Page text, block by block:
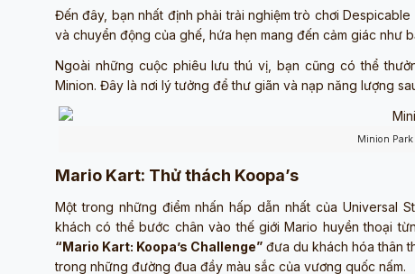
Đến đây, bạn nhất định phải trải nghiệm trò chơi
và chuyển động của ghế, hứa hẹn mang đến cảm giác như
Ngoài những cuộc phiêu lưu thú vị, bạn cũng có thể
Minion. Đây là nơi lý tưởng để thư giãn và nạp năng lượng
Minion
Mario Kart: Thử thách Koopa’s
Một trong những điểm nhấn hấp dẫn nhất của Universal
khách có thể bước chân vào thế giới Mario huyền thoại
“Mario Kart: Koopa’s Challenge” đưa du khách hóa thân
trong những đường đua đầy màu sắc của vương quốc nấm.